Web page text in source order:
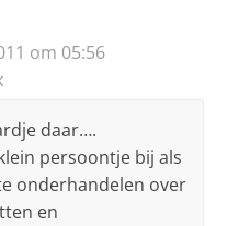
om 05:56
daar….
persoontje bij als
onderhandelen over
en